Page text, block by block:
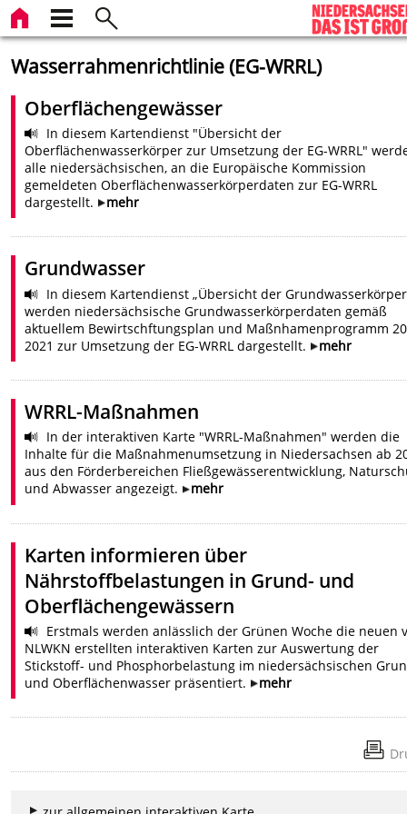
Wasserrahmenrichtlinie (EG-WRRL)
Oberflächengewässer
In diesem Kartendienst "Übersicht der
Oberflächenwasserkörper zur Umsetzung der EG-WRRL"
alle niedersächsischen, an die Europäische Kommission
gemeldeten Oberflächenwasserkörperdaten zur EG-WRRL
dargestellt.
mehr
Grundwasser
In diesem Kartendienst „Übersicht der Grundwasserkörper
werden niedersächsische Grundwasserkörperdaten gemäß
aktuellem Bewirtschftungsplan und Maßnhamenprogramm
2021 zur Umsetzung der EG-WRRL dargestellt.
mehr
WRRL-Maßnahmen
In der interaktiven Karte "WRRL-Maßnahmen" werden die
Inhalte für die Maßnahmenumsetzung in Niedersachsen ab
aus den Förderbereichen Fließgewässerentwicklung,
und Abwasser angezeigt.
mehr
Karten informieren über
Nährstoffbelastungen in Grund- und
Oberflächengewässern
Erstmals werden anlässlich der Grünen Woche die neuen
NLWKN erstellten interaktiven Karten zur Auswertung der
Stickstoff- und Phosphorbelastung im niedersächsischen
und Oberflächenwasser präsentiert.
mehr